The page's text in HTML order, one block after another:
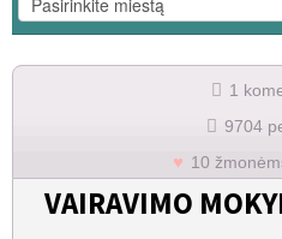
1
9704
10
VAIRAVIMO